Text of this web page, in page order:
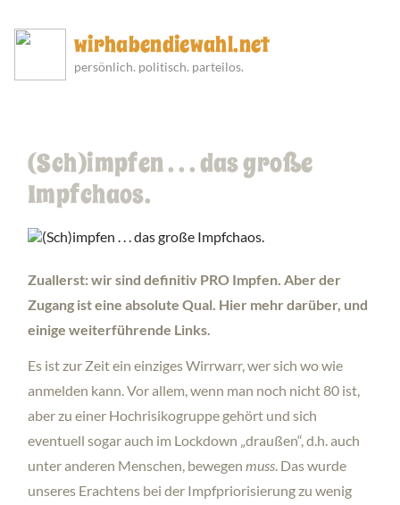
wirhabendiewahl.net
persönlich. politisch. parteilos.
(Sch)impfen . . . das große
Impfchaos.
Zuallerst: wir sind definitiv PRO Impfen. Aber der
Zugang ist eine absolute Qual. Hier mehr darüber, und
einige weiterführende Links.
Es ist zur Zeit ein einziges Wirrwarr, wer sich wo wie
anmelden kann. Vor allem, wenn man noch nicht 80 ist,
aber zu einer Hochrisikogruppe gehört und sich
eventuell sogar auch im Lockdown „draußen“, d.h. auch
unter anderen Menschen, bewegen muss . Das wurde
unseres Erachtens bei der Impfpriorisierung zu wenig